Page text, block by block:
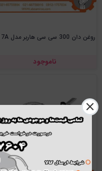
روغن دان 300 سی سی هاربر مدل 117A
ناموجود